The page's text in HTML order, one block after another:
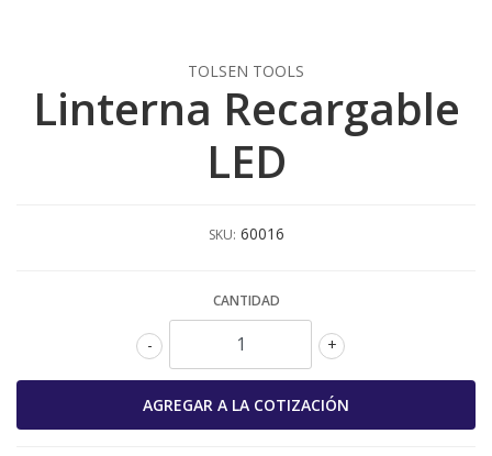
TOLSEN TOOLS
Linterna Recargable
LED
SKU: 60016
CANTIDAD
+
-